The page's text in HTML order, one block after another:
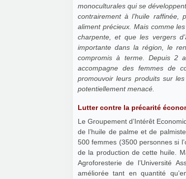
monoculturales qui se
contrairement à l’huile
aliment précieux. Mais comme
charpente, et que les vergers
importante dans la région, le
compromis à terme. Depuis 2
accompagne des femmes de
promouvoir leurs produits sur
potentiellement menacé.
Lutter contre la précarité
Le Groupement d’Intérêt
de l’huile de palme et de
500 femmes (3500 personnes si
de la production de cette huile.
Agroforesterie de l’Université
améliorée tant en quantité